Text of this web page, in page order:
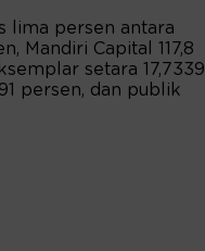
lima persen antara
Mandiri Capital 117,8
setara 17,7339
persen, dan publik